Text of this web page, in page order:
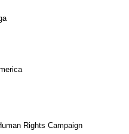
Rights Campaign